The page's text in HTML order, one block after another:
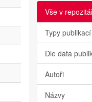
Vše v
Typy publikací
Dle data
Autoři
Názvy